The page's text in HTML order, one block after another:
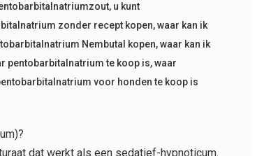
, u kunt
zonder recept kopen,waar kan ik
Nembutal kopen,waar kan ik
pentobarbitalnatrium te koop is,waar
voor honden te koop is
dat werkt als een sedatief-hypnoticum.